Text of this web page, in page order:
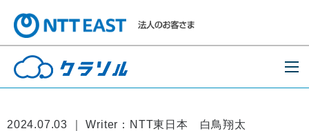
2024.07.03 ｜ Writer：NTT東日本 白鳥翔太